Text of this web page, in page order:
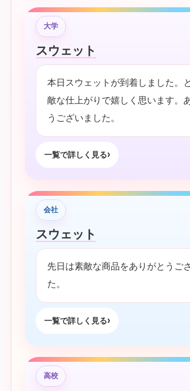
大学
スウェット
本日スウェットが到着しました。
敵な仕上がりで嬉しく思います。
うございました。
一覧で詳しく見る
会社
スウェット
先日は素敵な商品をありがとうご
た。
一覧で詳しく見る
高校